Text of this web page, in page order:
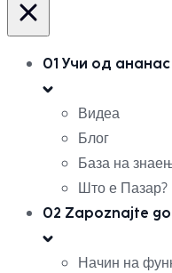
01 Учи од ананас
Видеа
Блог
База на
Што е Пазар?
02 Zapoznajte
Начин на